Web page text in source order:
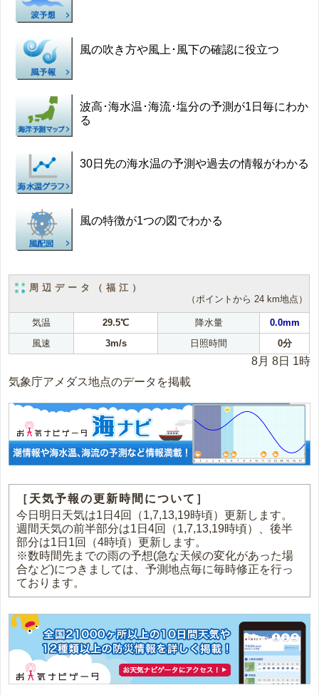
風の吹き方や風上･風下の確認に役立つ
波高･海水温･海流･塩分の予測が1日毎にわか
る
30日先の海水温の予測や過去の情報がわかる
風の特徴が1つの図でわかる
周辺データ（福江）
（ポイントから 24 km地点）
気温 29.5℃ 降水量
0.0mm
風速
3m/s 日照時間 0分
8月 8日 1時
気象庁アメダス地点のデータを掲載
［天気予報の更新時間について］
今日明日天気は1日4回（1,7,13,19時頃）更新します。
週間天気の前半部分は1日4回（1,7,13,19時頃）、後半
部分は1日1回（4時頃）更新します。
※数時間先までの雨の予想(急な天候の変化があった場
合など)につきましては、予測地点毎に毎時修正を行っ
ております。